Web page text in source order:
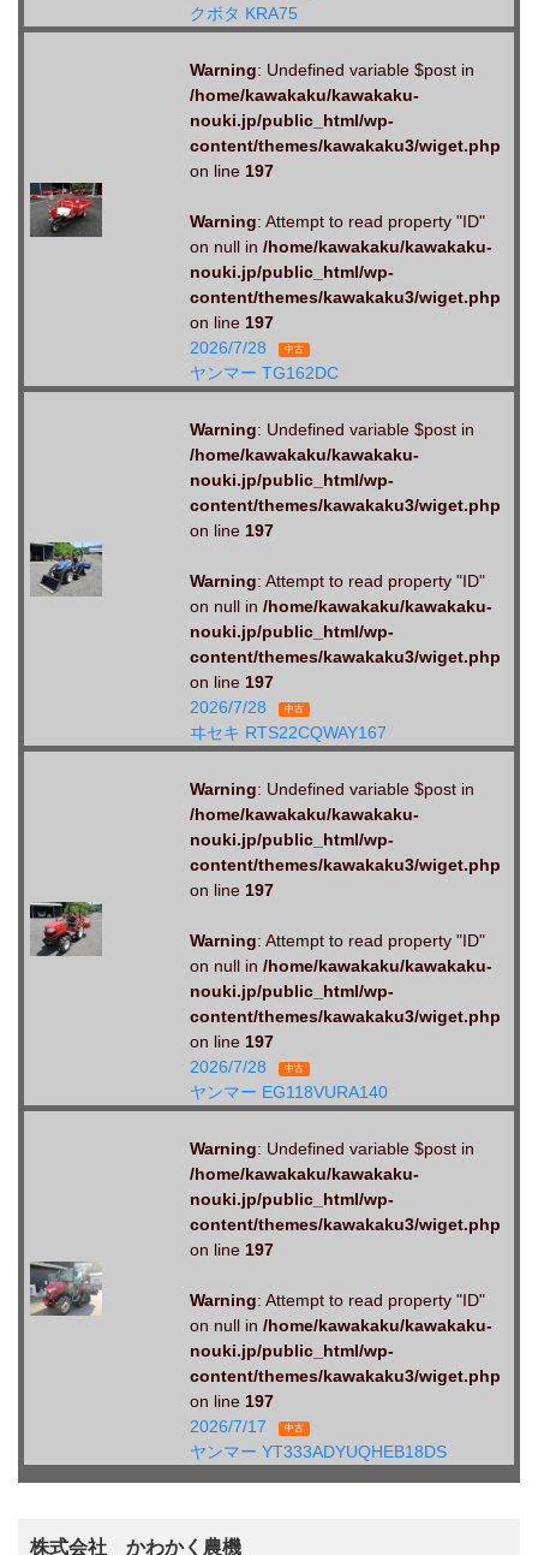
クボタ KRA75
Warning: Undefined variable $post in
/home/kawakaku/kawakaku-
nouki.jp/public_html/wp-
content/themes/kawakaku3/wiget.php
on line 197
Warning: Attempt to read property "ID"
on null in /home/kawakaku/kawakaku-
nouki.jp/public_html/wp-
content/themes/kawakaku3/wiget.php
on line 197
2026/7/28
中古
ヤンマー TG162DC
Warning: Undefined variable $post in
/home/kawakaku/kawakaku-
nouki.jp/public_html/wp-
content/themes/kawakaku3/wiget.php
on line 197
Warning: Attempt to read property "ID"
on null in /home/kawakaku/kawakaku-
nouki.jp/public_html/wp-
content/themes/kawakaku3/wiget.php
on line 197
2026/7/28
中古
ヰセキ RTS22CQWAY167
Warning: Undefined variable $post in
/home/kawakaku/kawakaku-
nouki.jp/public_html/wp-
content/themes/kawakaku3/wiget.php
on line 197
Warning: Attempt to read property "ID"
on null in /home/kawakaku/kawakaku-
nouki.jp/public_html/wp-
content/themes/kawakaku3/wiget.php
on line 197
2026/7/28
中古
ヤンマー EG118VURA140
Warning: Undefined variable $post in
/home/kawakaku/kawakaku-
nouki.jp/public_html/wp-
content/themes/kawakaku3/wiget.php
on line 197
Warning: Attempt to read property "ID"
on null in /home/kawakaku/kawakaku-
nouki.jp/public_html/wp-
content/themes/kawakaku3/wiget.php
on line 197
2026/7/17
中古
ヤンマー YT333ADYUQHEB18DS
株式会社 かわかく農機